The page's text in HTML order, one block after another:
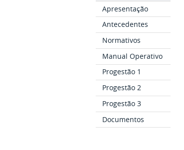
Apresentação
Antecedentes
Normativos
Manual Operativo
Progestão 1
Progestão 2
Progestão 3
Documentos